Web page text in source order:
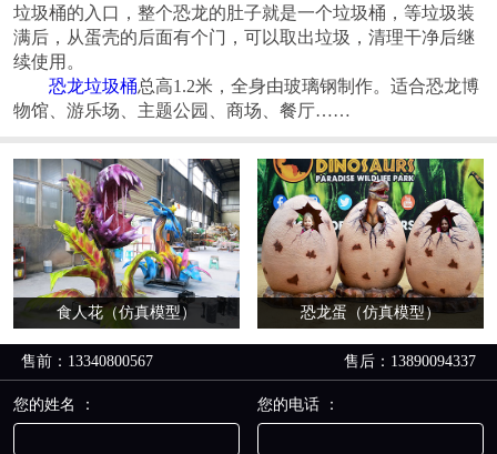
垃圾桶的入口， 整个恐龙的肚子就是一个垃圾桶，等垃圾装
满后，从蛋壳的后面有个门，可以取出垃圾，清理干净后继
续使用。
恐龙垃圾桶总高1.2米，全身由玻璃钢制作。适合恐龙博
物馆、游乐场、主题公园、商场、餐厅……
食人花（仿真模型） 恐龙蛋（仿真模型）
售前：13340800567 售后：13890094337
您的姓名 ： 您的电话 ：